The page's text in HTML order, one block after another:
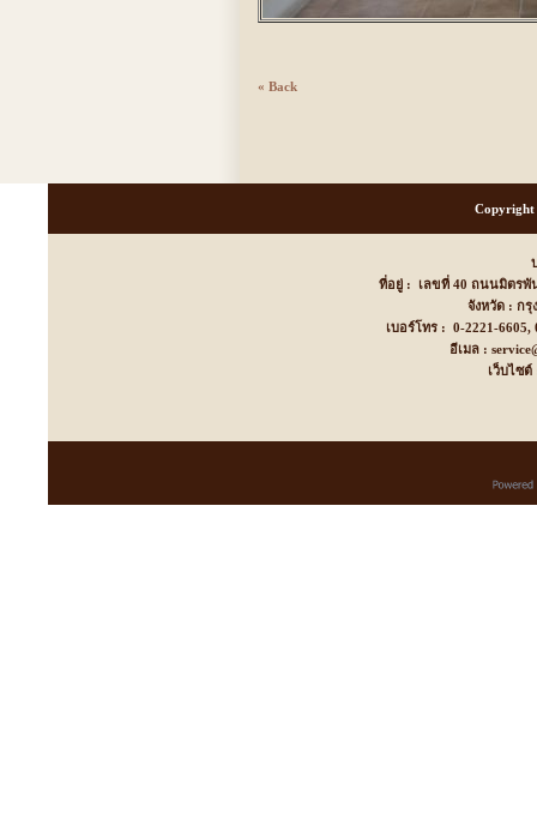
« Back
Copyright
ที่อยู่ : เลขที่ 40 ถนนมิตรพั
จังหวัด : ก
เบอร์โทร : 0-2221-
อีเมล :
เว็บไซต์